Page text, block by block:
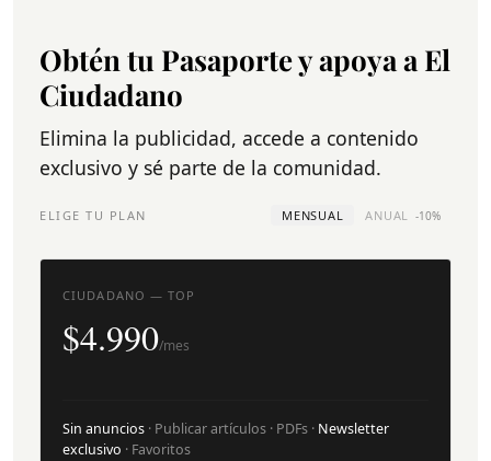
Obtén tu Pasaporte y apoya a El
Ciudadano
Elimina la publicidad, accede a contenido
exclusivo y sé parte de la comunidad.
ELIGE TU PLAN MENSUAL ANUAL -10%
CIUDADANO — TOP
$4.990/mes
Sin anuncios · Publicar artículos · PDFs · Newsletter
exclusivo · Favoritos